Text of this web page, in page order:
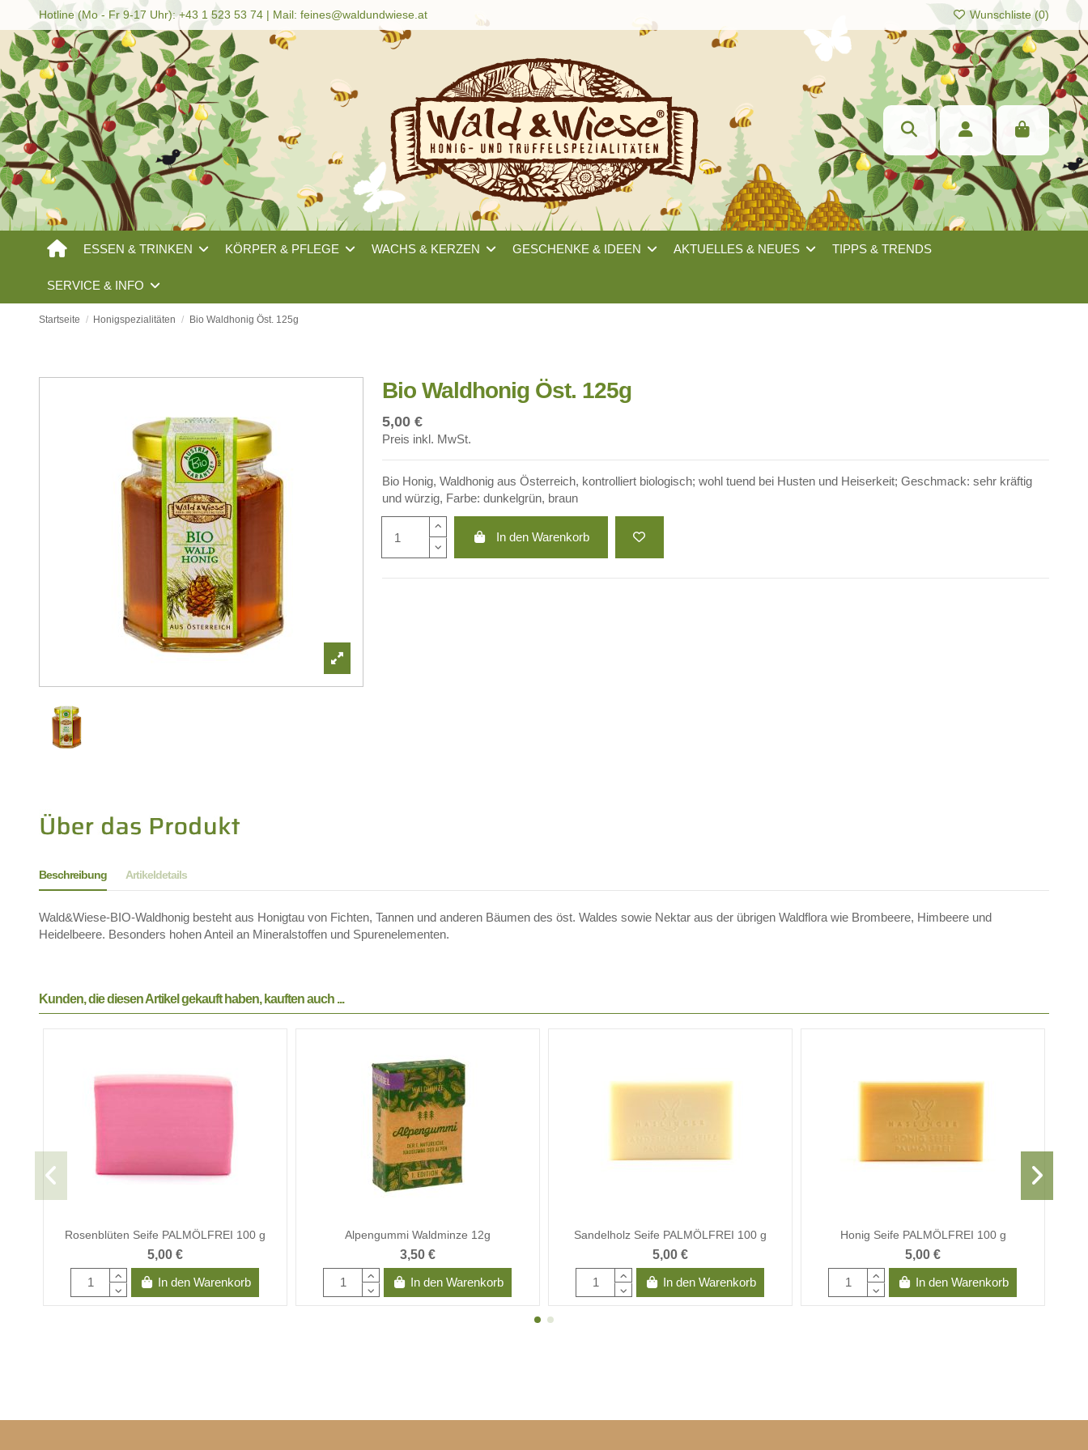
Hotline (Mo - Fr 9-17 Uhr): +43 1 523 53 74 | Mail:feines@waldundwiese.at Wunschliste (0)
ESSEN & TRINKEN KÖRPER & PFLEGE WACHS & KERZEN GESCHENKE & IDEEN AKTUELLES & NEUES TIPPS & TRENDS
SERVICE & INFO
Startseite Honigspezialitäten Bio Waldhonig Öst. 125g
Bio Waldhonig Öst. 125g
5,00 €
Preis inkl. MwSt.
Bio Honig, Waldhonig aus Österreich, kontrolliert biologisch; wohl tuend bei Husten und Heiserkeit; Geschmack: sehr kräftig
und würzig, Farbe: dunkelgrün, braun
In den Warenkorb
Beschreibung Artikeldetails
Wald&Wiese-BIO-Waldhonig besteht aus Honigtau von Fichten, Tannen und anderen Bäumen des öst. Waldes sowie Nektar aus der übrigen Waldflora wie Brombeere, Himbeere und
Heidelbeere. Besonders hohen Anteil an Mineralstoffen und Spurenelementen.
Kunden, die diesen Artikel gekauft haben, kauften auch ...
Rosenblüten Seife PALMÖLFREI 100 g
5,00 €
In den Warenkorb
Alpengummi Waldminze 12g
3,50 €
In den Warenkorb
Sandelholz Seife PALMÖLFREI 100 g
5,00 €
In den Warenkorb
Honig Seife PALMÖLFREI 100 g
5,00 €
In den Warenkorb